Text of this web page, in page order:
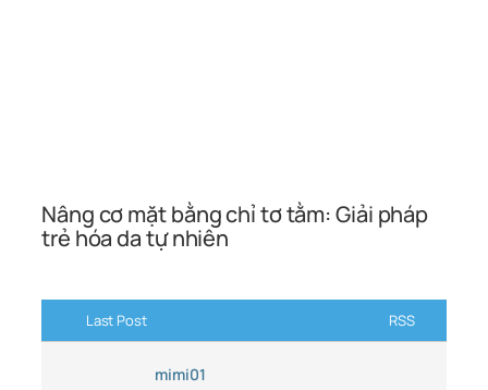
Nâng cơ mặt bằng chỉ tơ tằm: Giải pháp
trẻ hóa da tự nhiên
Last Post RSS
mimi01